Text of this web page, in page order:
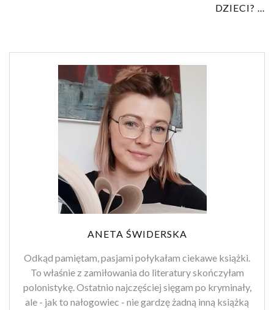
DZIECI? ...
ANETA ŚWIDERSKA
Odkąd pamiętam, pasjami połykałam ciekawe książki.
To właśnie z zamiłowania do literatury skończyłam
polonistykę. Ostatnio najczęściej sięgam po kryminały,
ale - jak to nałogowiec - nie gardzę żadną inną książką